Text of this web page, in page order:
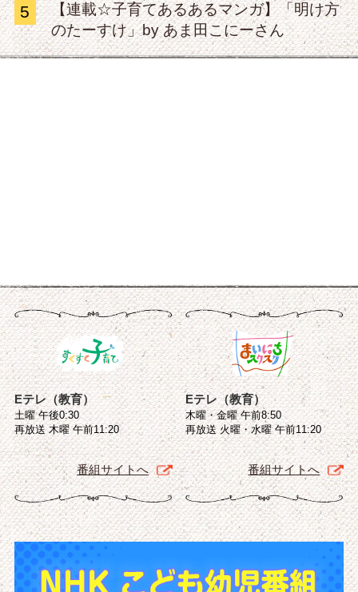
5
【連載☆子育てあるあるマンガ】「明け方
のたーすけ」by あま田こにーさん
Eテレ（教育）
土曜 午後0:30
再放送 木曜 午前11:20
番組サイトへ
Eテレ（教育）
木曜・金曜 午前8:50
再放送 火曜・水曜 午前11:20
番組サイトへ